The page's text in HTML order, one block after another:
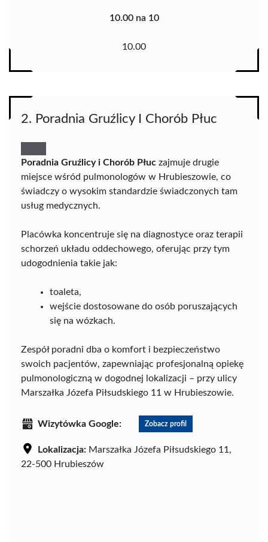
10.00 na 10
10.00
2. Poradnia Gruźlicy I Chorób Płuc
Poradnia Gruźlicy i Chorób Płuc zajmuje drugie
miejsce wśród pulmonologów w Hrubieszowie, co
świadczy o wysokim standardzie świadczonych tam
usług medycznych.
Placówka koncentruje się na diagnostyce oraz terapii
schorzeń układu oddechowego, oferując przy tym
udogodnienia takie jak:
toaleta,
wejście dostosowane do osób poruszających
się na wózkach.
Zespół poradni dba o komfort i bezpieczeństwo
swoich pacjentów, zapewniając profesjonalną opiekę
pulmonologiczną w dogodnej lokalizacji – przy ulicy
Marszałka Józefa Piłsudskiego 11 w Hrubieszowie.
Wizytówka Google: Zobacz profil
Lokalizacja: Marszałka Józefa Piłsudskiego 11,
22-500 Hrubieszów